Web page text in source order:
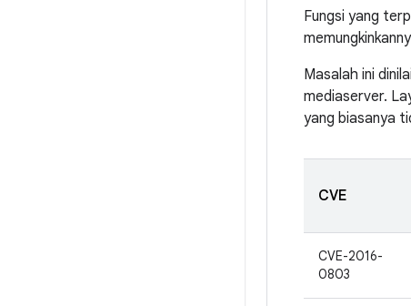
Fungsi yang
Masalah ini
mediaserver.
yang biasanya
CVE
CVE-2016-
0803